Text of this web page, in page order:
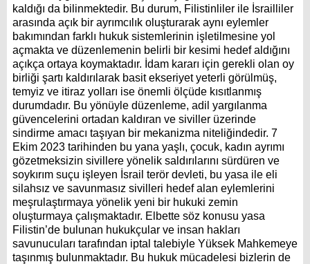
kaldığı da bilinmektedir. Bu durum, Filistinliler ile İsrailliler
arasında açık bir ayrımcılık oluşturarak aynı eylemler
bakımından farklı hukuk sistemlerinin işletilmesine yol
açmakta ve düzenlemenin belirli bir kesimi hedef aldığını
açıkça ortaya koymaktadır. İdam kararı için gerekli olan oy
birliği şartı kaldırılarak basit ekseriyet yeterli görülmüş,
temyiz ve itiraz yolları ise önemli ölçüde kısıtlanmış
durumdadır. Bu yönüyle düzenleme, adil yargılanma
güvencelerini ortadan kaldıran ve siviller üzerinde
sindirme amacı taşıyan bir mekanizma niteliğindedir. 7
Ekim 2023 tarihinden bu yana yaşlı, çocuk, kadın ayrımı
gözetmeksizin sivillere yönelik saldırılarını sürdüren ve
soykırım suçu işleyen İsrail terör devleti, bu yasa ile eli
silahsız ve savunmasız sivilleri hedef alan eylemlerini
meşrulaştırmaya yönelik yeni bir hukuki zemin
oluşturmaya çalışmaktadır. Elbette söz konusu yasa
Filistin’de bulunan hukukçular ve insan hakları
savunucuları tarafından iptal talebiyle Yüksek Mahkemeye
taşınmış bulunmaktadır. Bu hukuk mücadelesi bizlerin de